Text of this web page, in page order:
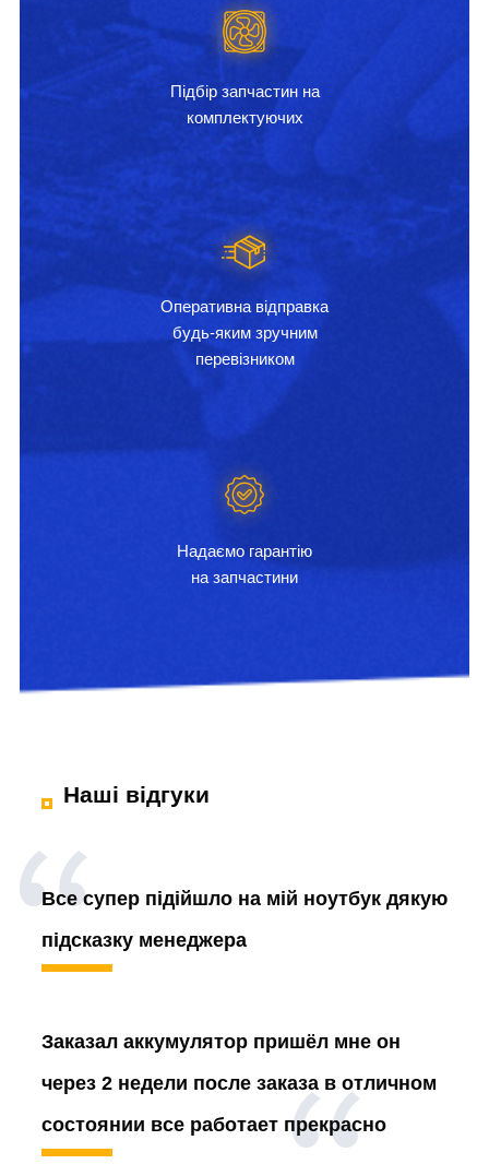
Підбір запчастин на
комплектуючих
Оперативна відправка
будь-яким зручним
перевізником
Надаємо гарантію
на запчастини
Наші відгуки
Все супер підійшло на мій ноутбук дякую
підсказку менеджера
Заказал аккумулятор пришёл мне он
через 2 недели после заказа в отличном
состоянии все работает прекрасно